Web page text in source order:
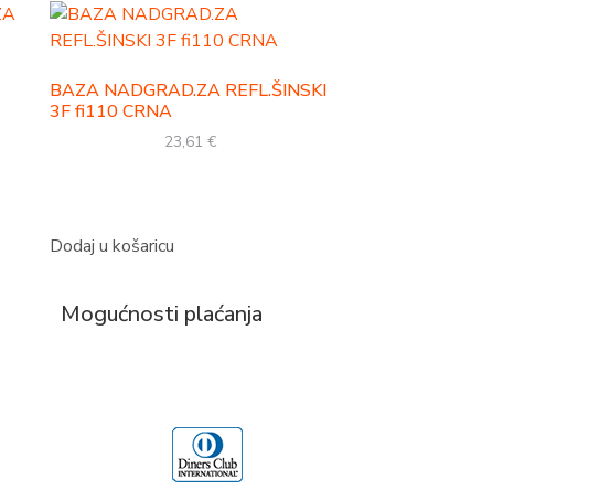
BAZA NADGRAD.ZA REFL.ŠINSKI
3F fi110 CRNA
23,61 €
Dodaj u košaricu
Mogućnosti plaćanja